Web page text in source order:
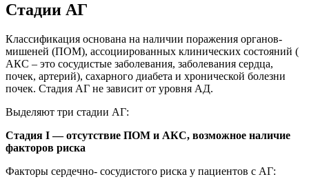
Стадии АГ
Классификация основана на наличии поражения органов-
мишеней (ПОМ), ассоциированных клинических состояний (
АКС – это сосудистые заболевания, заболевания сердца,
почек, артерий), сахарного диабета и хронической болезни
почек. Стадия АГ не зависит от уровня АД.
Выделяют три стадии АГ:
Стадия I — отсутствие ПОМ и АКС, возможное наличие
факторов риска
Факторы сердечно- сосудистого риска у пациентов с АГ: